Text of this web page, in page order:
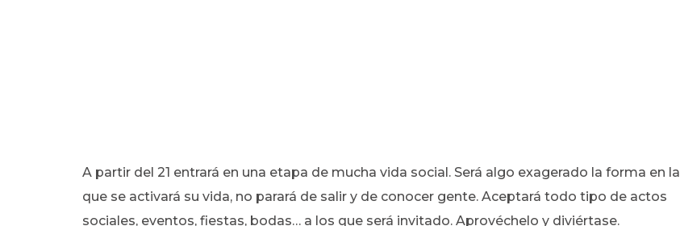
A partir del 21 entrará en una etapa de mucha vida social. Será algo exagerado la forma en la
que se activará su vida, no parará de salir y de conocer gente. Aceptará todo tipo de actos
sociales, eventos, fiestas, bodas… a los que será invitado. Aprovéchelo y diviértase.